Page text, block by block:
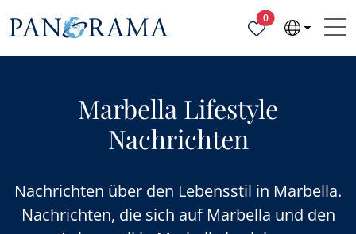
0Ausgewählte
Marbella Lifestyle
Nachrichten
Nachrichten über den Lebensstil in Marbella.
Nachrichten, die sich auf Marbella und den